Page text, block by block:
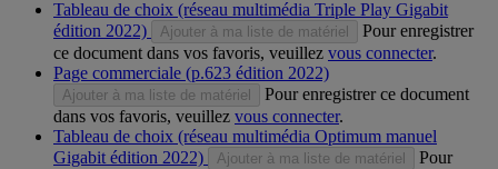
Tableau de choix (réseau multimédia Triple Play Gigabit
édition 2022)
Ajouter à ma liste de matériel
Pour enregistrer
ce document dans vos favoris, veuillez vous connecter.
Page commerciale (p.623 édition 2022)
Ajouter à ma liste de matériel
Pour enregistrer ce document
dans vos favoris, veuillez vous connecter.
Tableau de choix (réseau multimédia Optimum manuel
Gigabit édition 2022)
Ajouter à ma liste de matériel
Pour